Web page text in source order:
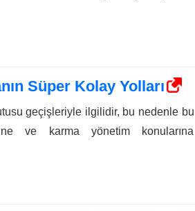
Süper Kolay Yolları
geçişleriyle ilgilidir, bu nedenle bu
ve karma yönetim konularına